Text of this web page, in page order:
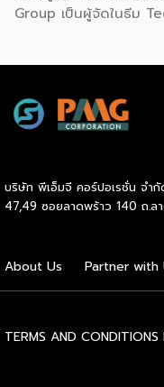
Group เป็นผู้จัดในธีม
บริหารระดับสูงตลอดห่ว
ฮูฮอตขึ้นแท่นเมืองหลวง
เกียรติคุณและรางวัลที่ระ
ตำแหน่ง World Dairy
กล่าวถือเป็นสัญญาณแห่ง
ของเมืองฮูฮอตในการย
องค์กรระดับแถวหน้าอย่
บริษัท พีเอ็มจี คอร์ปอเรชั่น จำกั
47,49 ซอยลาดพร้าว 140 ถ.ล
About Us Partner with
TERMS AND CONDITIONS